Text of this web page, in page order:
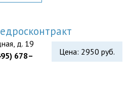
Цена: 2950 руб.
д. 19
678–